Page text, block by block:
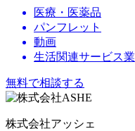
医療・医薬品
パンフレット
動画
生活関連サービス業
無料で相談する
株式会社アッシェ